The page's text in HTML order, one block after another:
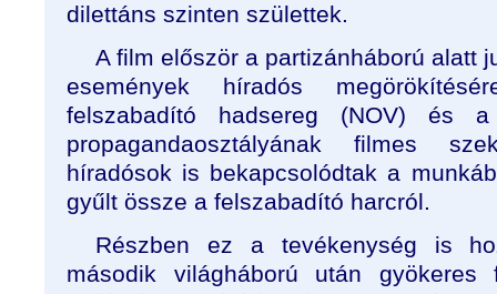
dilettáns szinten születtek.
A film először a partizánháború alatt
események híradós
felszabadító hadsereg (NOV) és a
propagandaosztályának filmes
híradósok is bekapcsolódtak a
gyűlt össze a felszabadító harcról.
Részben ez a tevékenység is
második világháború után